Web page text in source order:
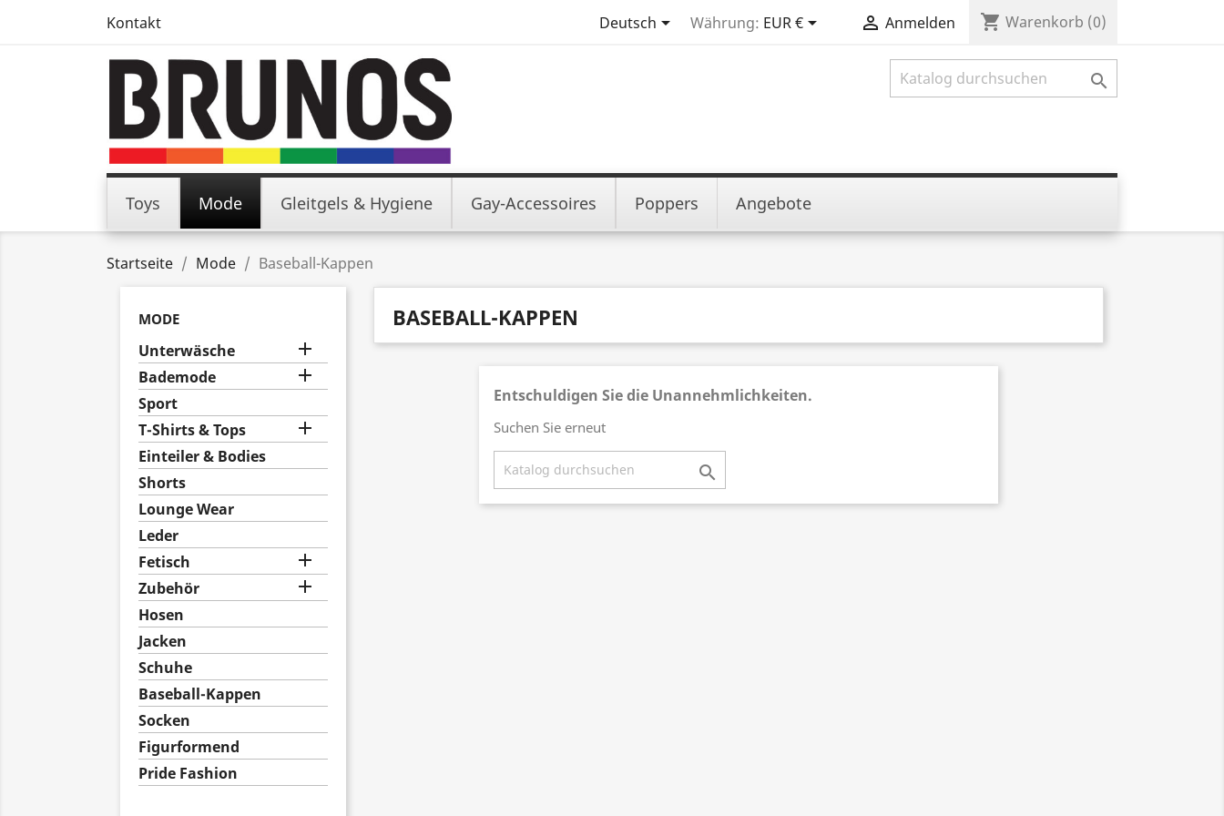
Kontakt Deutsch Währung: EUR €  Anmelden shopping_cart Warenkorb (0)

Toys Mode Gleitgels & Hygiene Gay-Accessoires Poppers Angebote
Startseite Mode Baseball-Kappen
MODE
Unterwäsche 
Bademode 
Sport
T-Shirts & Tops

Einteiler & Bodies
Shorts
Lounge Wear
Leder
Fetisch

Zubehör 
Hosen
Jacken
Schuhe
Baseball-Kappen
Socken
Figurformend
Pride Fashion
BASEBALL-KAPPEN
Entschuldigen Sie die Unannehmlichkeiten.
Suchen Sie erneut
